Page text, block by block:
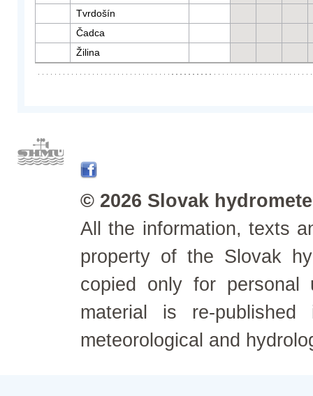
Tvrdošín
Čadca
Žilina
© 2026 Slovak
All the information, texts
property of the Slovak
copied only for personal
material is re-
meteorological and